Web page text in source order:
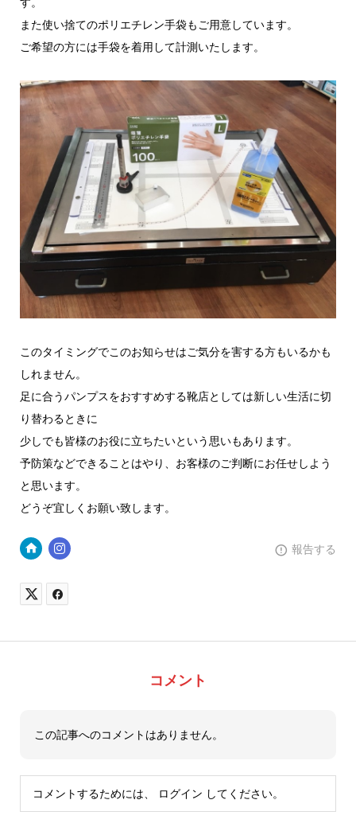
また使い捨てのポリエチレン手袋もご用意しています。
ご希望の方には手袋を着用して計測いたします。
このタイミングでこのお知らせはご気分を害する方もいるかも
しれません。
足に合うパンプスをおすすめする靴店としては新しい生活に切
り替わるときに
少しでも皆様のお役に立ちたいという思いもあります。
予防策などできることはやり、お客様のご判断にお任せしよう
と思います。
どうぞ宜しくお願い致します。
報告する
コメント
この記事へのコメントはありません。
コメントするためには、 ログイン してください。